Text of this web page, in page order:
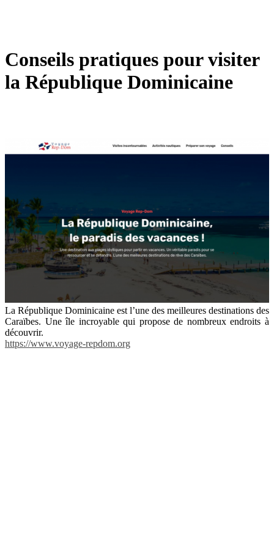
Conseils pratiques pour visiter
la République Dominicaine
La République Dominicaine est l’une des meilleures destinations des
Caraïbes. Une île incroyable qui propose de nombreux endroits à
découvrir.
https://www.voyage-repdom.org